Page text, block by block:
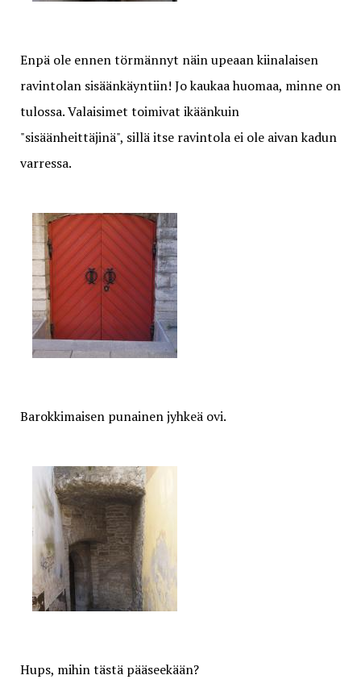
Enpä ole ennen törmännyt näin upeaan kiinalaisen
ravintolan sisäänkäyntiin! Jo kaukaa huomaa, minne on
tulossa. Valaisimet toimivat ikäänkuin
"sisäänheittäjinä", sillä itse ravintola ei ole aivan kadun
varressa.
Barokkimaisen punainen jyhkeä ovi.
Hups, mihin tästä pääseekään?